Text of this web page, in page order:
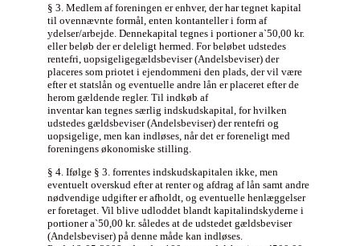
§ 3. Medlem af foreningen er enhver, der har tegnet kapital
til ovennævnte formål, enten kontanteller i form af
ydelser/arbejde. Dennekapital tegnes i portioner a`50,00 kr.
eller beløb der er deleligt hermed. For beløbet udstedes
rentefri, uopsigeligegældsbeviser (Andelsbeviser) der
placeres som priotet i ejendommeni den plads, der vil være
efter et statslån og eventuelle andre lån er placeret efter de
herom gældende regler. Til indkøb af
inventar kan tegnes særlig indskudskapital, for hvilken
udstedes gældsbeviser (Andelsbeviser) der rentefri og
uopsigelige, men kan indløses, når det er foreneligt med
foreningens økonomiske stilling.
§ 4. Ifølge § 3. forrentes indskudskapitalen ikke, men
eventuelt overskud efter at renter og afdrag af lån samt andre
nødvendige udgifter er afholdt, og eventuelle henlæggelser
er foretaget. Vil blive udloddet blandt kapitalindskyderne i
portioner a`50,00 kr. således at de udstedet gældsbeviser
(Andelsbeviser) på denne måde kan indløses.